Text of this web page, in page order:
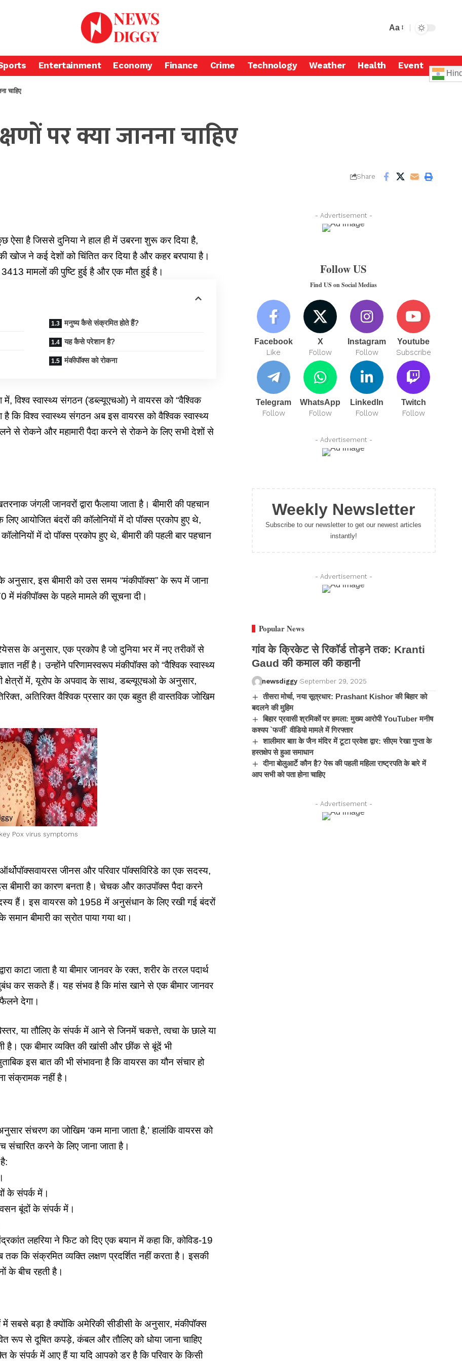
Aa
Entertainment Economy Finance Crime Technology Weather Health Event
चाहिए
पर क्या जानना चाहिए
Share
ऐसा है जिससे दुनिया ने हाल ही में उबरना शुरू कर दिया है,
खोज ने कई देशों को चिंतित कर दिया है और कहर बरपाया है।
मामलों की पुष्टि हुई है और एक मौत हुई है।
मनुष्य कैसे संक्रमित होते हैं?
यह कैसे परेशान है?
मंकीपॉक्स को रोकना
विश्व स्वास्थ्य संगठन (डब्ल्यूएचओ) ने वायरस को “वैश्विक
कि विश्व स्वास्थ्य संगठन अब इस वायरस को वैश्विक स्वास्थ्य
से रोकने और महामारी पैदा करने से रोकने के लिए सभी देशों से
जंगली जानवरों द्वारा फैलाया जाता है। बीमारी की पहचान
आयोजित बंदरों की कॉलोनियों में दो पॉक्स प्रकोप हुए थे,
में दो पॉक्स प्रकोप हुए थे, बीमारी की पहली बार पहचान
इस बीमारी को उस समय “मंकीपॉक्स” के रूप में जाना
में मंकीपॉक्स के पहले मामले की सूचना दी।
के अनुसार, एक प्रकोप है जो दुनिया भर में नए तरीकों से
नहीं है। उन्होंने परिणामस्वरूप मंकीपॉक्स को “वैश्विक स्वास्थ्य
क्षेत्रों में, यूरोप के अपवाद के साथ, डब्ल्यूएचओ के अनुसार,
अतिरिक्त वैश्विक प्रसार का एक बहुत ही वास्तविक जोखिम
Pox virus symptoms
जीनस और परिवार पॉक्सविरिडे का एक सदस्य,
बीमारी का कारण बनता है। चेचक और काउपॉक्स पैदा करने
हैं। इस वायरस को 1958 में अनुसंधान के लिए रखी गई बंदरों
बीमारी का स्रोत पाया गया था।
काटा जाता है या बीमार जानवर के रक्त, शरीर के तरल पदार्थ
कर सकते हैं। यह संभव है कि मांस खाने से एक बीमार जानवर
देगा।
या तौलिए के संपर्क में आने से जिनमें चकत्ते, त्वचा के छाले या
है। एक बीमार व्यक्ति की खांसी और छींक से बूंदें भी
इस बात की भी संभावना है कि वायरस का यौन संचार हो
संक्रामक नहीं है।
संचरण का जोखिम ‘कम माना जाता है,’ हालांकि वायरस को
संचारित करने के लिए जाना जाता है।
के संपर्क में।
बूंदों के संपर्क में।
लहरिया ने फिट को दिए एक बयान में कहा कि, कोविड-19
कि संक्रमित व्यक्ति लक्षण प्रदर्शित नहीं करता है। इसकी
के बीच रहती है।
में सबसे बड़ा है क्योंकि अमेरिकी सीडीसी के अनुसार, मंकीपॉक्स
रूप से दूषित कपड़े, कंबल और तौलिए को धोया जाना चाहिए
संपर्क में आए हैं या यदि आपको डर है कि परिवार के किसी
- Advertisement -
Follow US
Find US on Social Medias
Facebook
Like
X
Follow
Instagram
Follow
Youtube
Subscribe
Telegram
Follow
WhatsApp
Follow
LinkedIn
Follow
Twitch
Follow
- Advertisement -
Weekly Newsletter
Subscribe to our newsletter to get our newest articles
instantly!
- Advertisement -
Popular News
गांव के क्रिकेट से रिकॉर्ड तोड़ने तक: Kranti
Gaud की कमाल की कहानी
newsdiggy September 29, 2025
तीसरा मोर्चा, नया सूत्रधार: Prashant Kishor की बिहार को
बदलने की मुहिम
बिहार प्रवासी श्रमिकों पर हमला: मुख्य आरोपी YouTuber मनीष
कश्यप `फर्जी` वीडियो मामले में गिरफ्तार
शालीमार बाग़ के जैन मंदिर में टूटा प्रवेश द्वार: सीएम रेखा गुप्ता के
हस्तक्षेप से हुआ समाधान
दीना बोलुआर्टे कौन है? पेरू की पहली महिला राष्ट्रपति के बारे में
आप सभी को पता होना चाहिए
- Advertisement -